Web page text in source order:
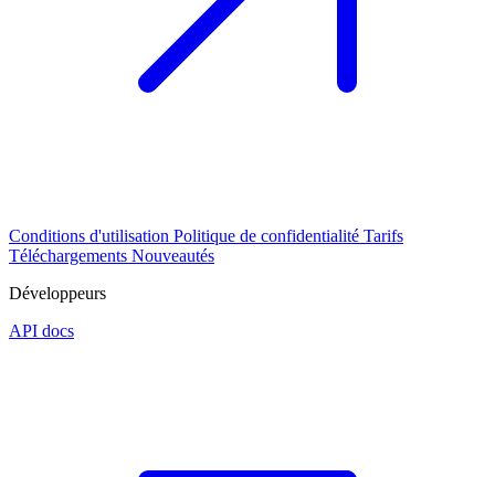
Conditions d'utilisation Politique de confidentialité Tarifs
Téléchargements Nouveautés
Développeurs
API docs